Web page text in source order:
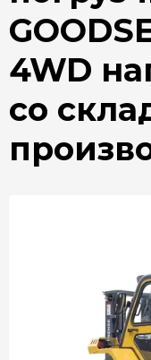
4WD
со